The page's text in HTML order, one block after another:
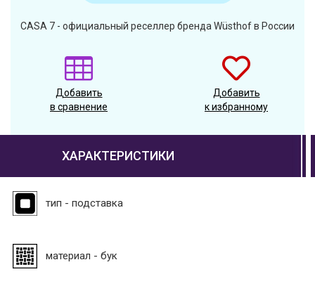
CASA 7 - официальный реселлер бренда Wüsthof в России
Добавить
в сравнение
Добавить
к избранному
ХАРАКТЕРИСТИКИ
тип - подставка
материал - бук